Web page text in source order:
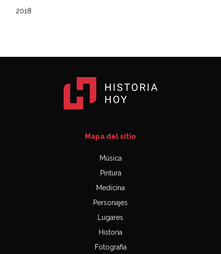
2018
Mapa del sitio
Música
Pintura
Medicina
Personajes
Lugares
Historia
Fotografía